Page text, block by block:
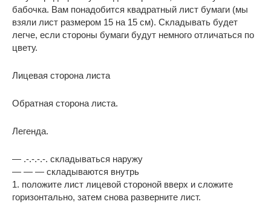
бабочка. Вам понадобится квадратный лист бумаги (мы
взяли лист размером 15 на 15 см). Складывать будет
легче, если стороны бумаги будут немного отличаться по
цвету.
Лицевая сторона листа
Обратная сторона листа.
Легенда.
— .-.-.-.-. складываться наружу
— — — складываются внутрь
1. положите лист лицевой стороной вверх и сложите
горизонтально, затем снова разверните лист.